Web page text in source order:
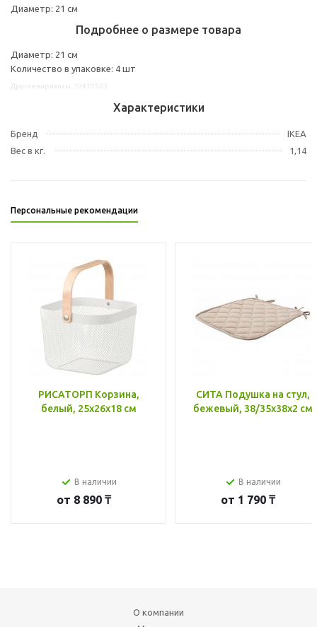
Диаметр: 21 см
Подробнее о размере товара
Диаметр: 21 см
Количество в упаковке: 4 шт
Характеристики
Бренд
IKEA
Вес в кг.
1,14
Персональные рекомендации
РИСАТОРП Корзина,
белый, 25x26x18 см
В наличии
от 8 890 ₸
СИТА Подушка на стул,
бежевый, 38/35x38x2 см
В наличии
от 1 790 ₸
О компании